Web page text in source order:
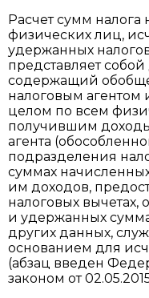
Расчет сумм налога
физических лиц,
удержанных
представляет
содержащий
налоговым
целом по всем
получившим доходы
агента
подразделения
суммах
им доходов,
налоговых вычетах,
и удержанных
других данных,
основанием для
(абзац введен
законом от